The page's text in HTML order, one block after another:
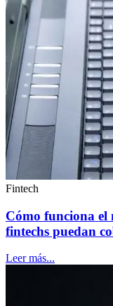
Fintech
Cómo funciona el
fintechs puedan
Leer más...